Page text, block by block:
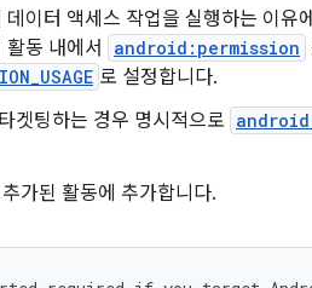
이터 액세스 작업을 실행하는 이유
동 내에서
android:permission
로 설정합니다.
겟팅하는 경우 명시적으로
가된 활동에 추가합니다.